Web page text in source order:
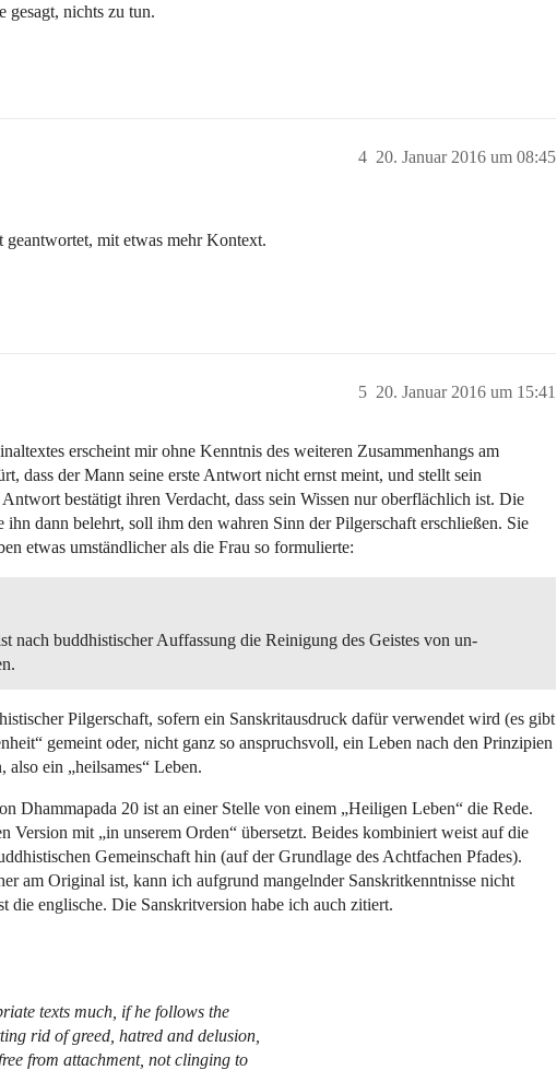
gesagt, nichts zu tun.
20. Januar 2016 um 08:45
4
mit etwas mehr Kontext.
20. Januar 2016 um 15:41
5
erscheint mir ohne Kenntnis des weiteren Zusammenhangs am
dass der Mann seine erste Antwort nicht ernst meint, und stellt sein
bestätigt ihren Verdacht, dass sein Wissen nur oberflächlich ist. Die
ihn dann belehrt, soll ihm den wahren Sinn der Pilgerschaft erschließen. Sie
etwas umständlicher als die Frau so formulierte:
nach buddhistischer Auffassung die Reinigung des Geistes von un-
Pilgerschaft, sofern ein Sanskritausdruck dafür verwendet wird (es gibt
gemeint oder, nicht ganz so anspruchsvoll, ein Leben nach den Prinzipien
also ein „heilsames“ Leben.
Dhammapada 20 ist an einer Stelle von einem „Heiligen Leben“ die Rede.
Version mit „in unserem Orden“ übersetzt. Beides kombiniert weist auf die
Gemeinschaft hin (auf der Grundlage des Achtfachen Pfades).
am Original ist, kann ich aufgrund mangelnder Sanskritkenntnisse nicht
die englische. Die Sanskritversion habe ich auch zitiert.
texts much, if he follows the
rid of greed, hatred and delusion,
from attachment, not clinging to